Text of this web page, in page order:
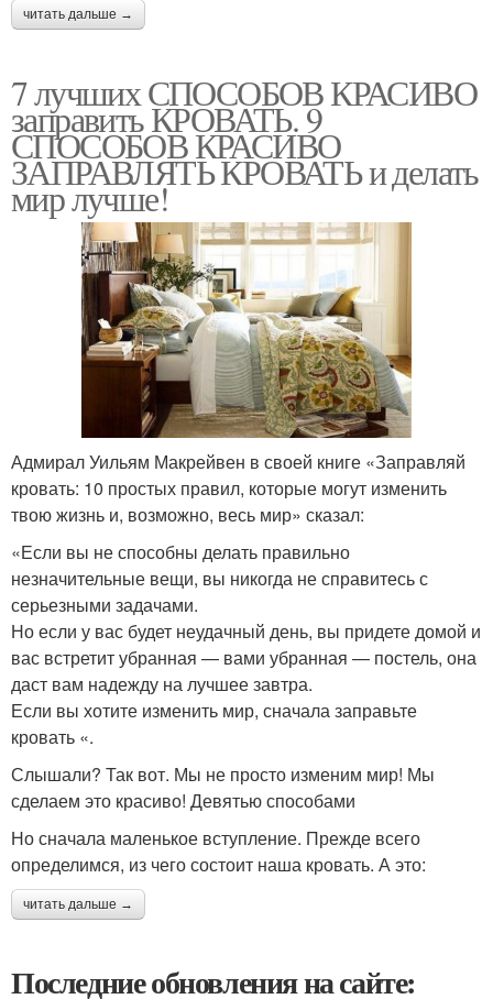
читать дальше →
7 лучших СПОСОБОВ КРАСИВО
заправить КРОВАТЬ. 9
СПОСОБОВ КРАСИВО
ЗАПРАВЛЯТЬ КРОВАТЬ и делать
мир лучше!
Адмирал Уильям Макрейвен в своей книге «Заправляй
кровать: 10 простых правил, которые могут изменить
твою жизнь и, возможно, весь мир» сказал:
«Если вы не способны делать правильно
незначительные вещи, вы никогда не справитесь с
серьезными задачами.
Но если у вас будет неудачный день, вы придете домой и
вас встретит убранная — вами убранная — постель, она
даст вам надежду на лучшее завтра.
Если вы хотите изменить мир, сначала заправьте
кровать «.
Слышали? Так вот. Мы не просто изменим мир! Мы
сделаем это красиво! Девятью способами
Но сначала маленькое вступление. Прежде всего
определимся, из чего состоит наша кровать. А это:
читать дальше →
Последние обновления на сайте: